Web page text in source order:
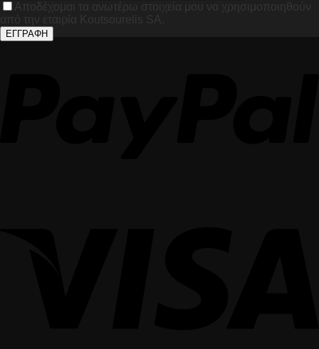
Αποδέχομαι τα ανωτέρω στοιχεία μου να χρησιμοποιηθούν
από την εταιρία Koutsourelis SA.